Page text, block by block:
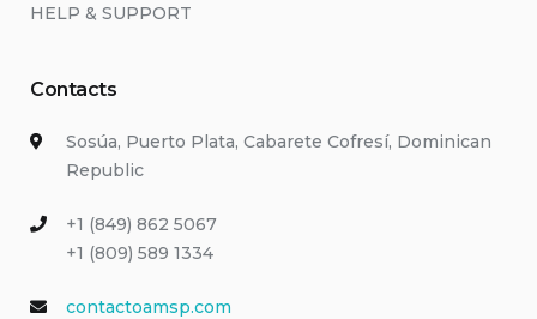
HELP & SUPPORT
Contacts
Sosúa, Puerto Plata, Cabarete Cofresí, Dominican
Republic
+1 (849) 862 5067
+1 (809) 589 1334
contactoamsp.com